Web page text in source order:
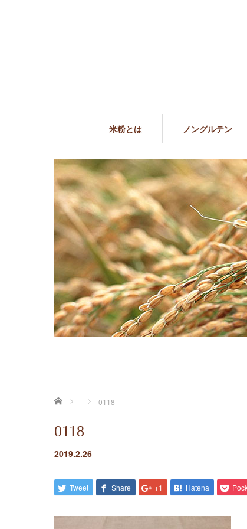
米粉とは ノングルテン
ホーム 0118
0118
2019.2.26
Tweet Share +1 Hatena